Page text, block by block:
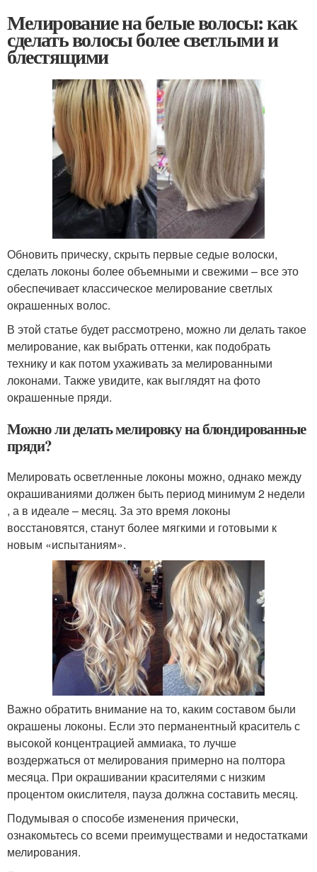
Мелирование на белые волосы: как
сделать волосы более светлыми и
блестящими
Обновить прическу, скрыть первые седые волоски,
сделать локоны более объемными и свежими – все это
обеспечивает классическое мелирование светлых
окрашенных волос.
В этой статье будет рассмотрено, можно ли делать такое
мелирование, как выбрать оттенки, как подобрать
технику и как потом ухаживать за мелированными
локонами. Также увидите, как выглядят на фото
окрашенные пряди.
Можно ли делать мелировку на блондированные
пряди?
Мелировать осветленные локоны можно, однако между
окрашиваниями должен быть период минимум 2 недели
, а в идеале – месяц. За это время локоны
восстановятся, станут более мягкими и готовыми к
новым «испытаниям».
Важно обратить внимание на то, каким составом были
окрашены локоны. Если это перманентный краситель с
высокой концентрацией аммиака, то лучше
воздержаться от мелирования примерно на полтора
месяца. При окрашивании красителями с низким
процентом окислителя, пауза должна составить месяц.
Подумывая о способе изменения прически,
ознакомьтесь со всеми преимуществами и недостатками
мелирования.